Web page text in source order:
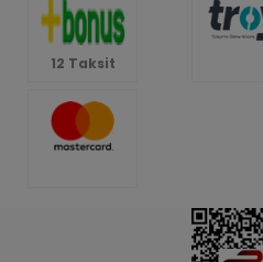
12 Taksit